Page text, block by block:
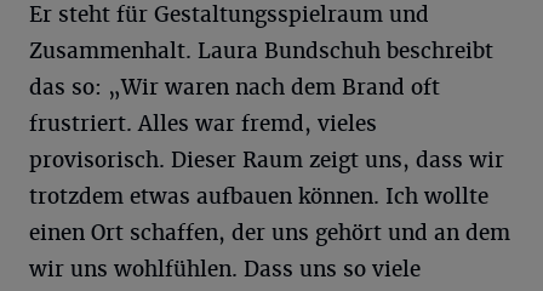
Er steht für Gestaltungsspielraum und
Zusammenhalt. Laura Bundschuh beschreibt
das so: „Wir waren nach dem Brand oft
frustriert. Alles war fremd, vieles
provisorisch. Dieser Raum zeigt uns, dass wir
trotzdem etwas aufbauen können. Ich wollte
einen Ort schaffen, der uns gehört und an dem
wir uns wohlfühlen. Dass uns so viele